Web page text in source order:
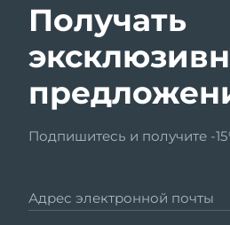
Получать
Подпишитесь и получите -
Адрес электронной почты